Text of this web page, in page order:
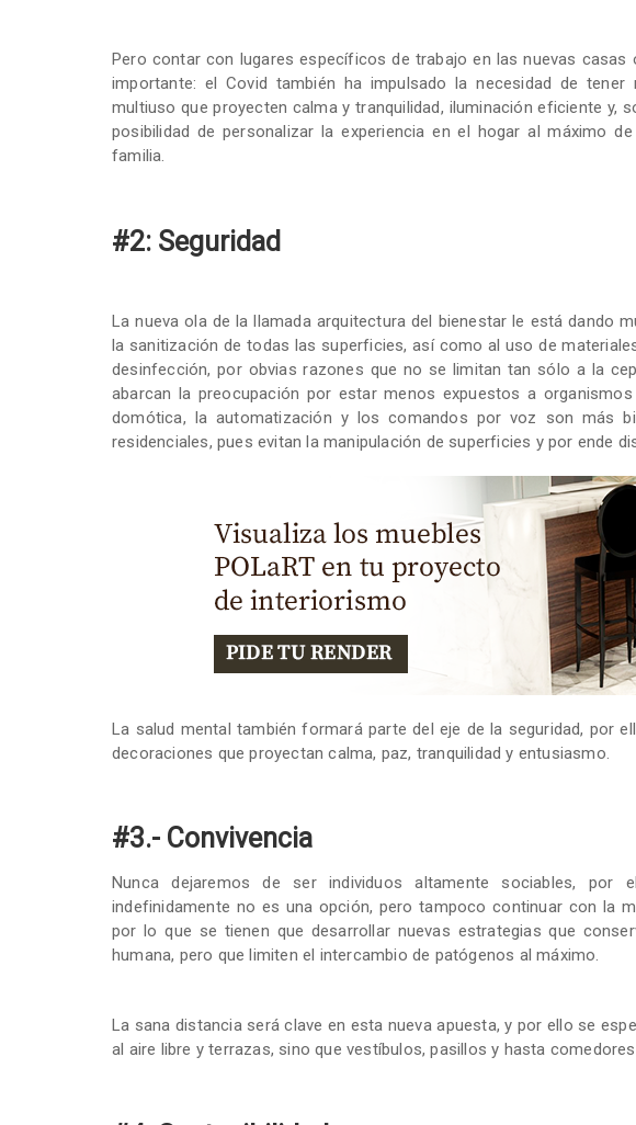
Pero contar con lugares específicos de trabajo en las nuevas
importante: el Covid también ha impulsado la necesidad de tener
multiuso que proyecten calma y tranquilidad, iluminación eficiente y,
posibilidad de personalizar la experiencia en el hogar al máximo
familia.
#2: Seguridad
La nueva ola de la llamada arquitectura del bienestar le está dando
la sanitización de todas las superficies, así como al uso de
desinfección, por obvias razones que no se limitan tan sólo a la
abarcan la preocupación por estar menos expuestos a
domótica, la automatización y los comandos por voz son más
residenciales, pues evitan la manipulación de superficies y por ende
La salud mental también formará parte del eje de la seguridad, por
decoraciones que proyectan calma, paz, tranquilidad y entusiasmo.
#3.- Convivencia
Nunca dejaremos de ser individuos altamente sociables, por
indefinidamente no es una opción, pero tampoco continuar con la
por lo que se tienen que desarrollar nuevas estrategias que
humana, pero que limiten el intercambio de patógenos al máximo.
La sana distancia será clave en esta nueva apuesta, y por ello se
al aire libre y terrazas, sino que vestíbulos, pasillos y hasta